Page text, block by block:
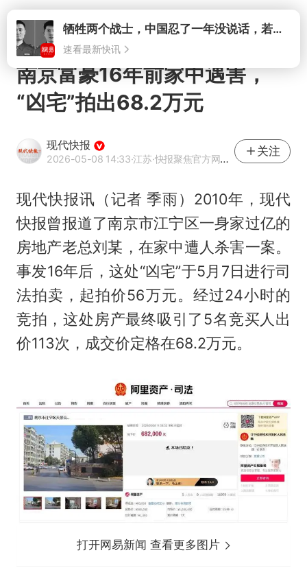
打开牺牲两个战士，中国忍了一年没说话，若菲律宾死了人，他会开战吗
速看最新快讯
南京富豪16年前家中遇害，
“凶宅”拍出68.2万元
现代快报
2026-05-08 14:33·江苏·快报聚焦官方网易号
关注
现代快报讯（记者 季雨）2010年，现代
快报曾报道了南京市江宁区一身家过亿的
房地产老总刘某，在家中遭人杀害一案。
事发16年后，这处“凶宅”于5月7日进行司
法拍卖，起拍价56万元。经过24小时的
竞拍，这处房产最终吸引了5名竞买人出
价113次，成交价定格在68.2万元。
打开网易新闻 查看更多图片